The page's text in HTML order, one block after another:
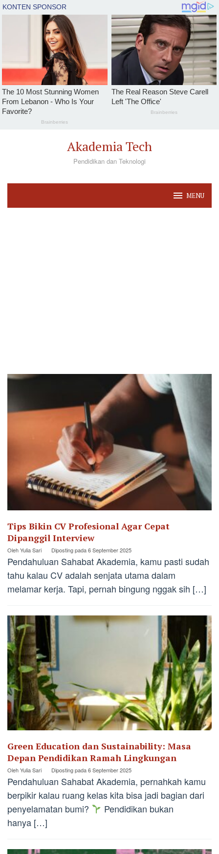
Akademia Tech
Pendidikan dan Teknologi
MENU
Tips Bikin CV Profesional Agar Cepat
Dipanggil Interview
OlehYulia Sari Diposting pada6 September 2025
Pendahuluan Sahabat Akademia, kamu pasti sudah
tahu kalau CV adalah senjata utama dalam
melamar kerja. Tapi, pernah bingung nggak sih […]
Green Education dan Sustainability: Masa
Depan Pendidikan Ramah Lingkungan
OlehYulia Sari Diposting pada6 September 2025
Pendahuluan Sahabat Akademia, pernahkah kamu
berpikir kalau ruang kelas kita bisa jadi bagian dari
penyelamatan bumi?
Pendidikan bukan
hanya […]